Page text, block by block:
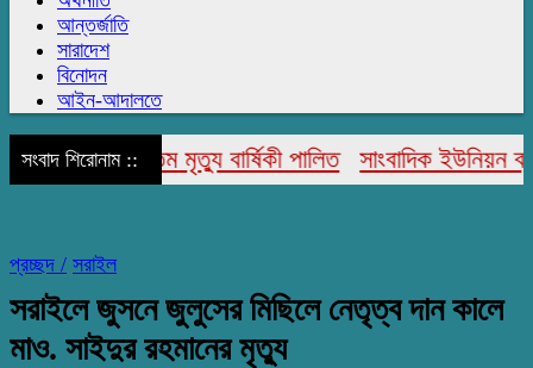
আন্তর্জাতি
সারাদেশ
বিনোদন
আইন-আদালতে
সংবাদ শিরোনাম ::৩১ তম মৃত্যু বার্ষিকী পালিত সাংবাদিক ইউনিয়ন
প্রচ্ছদ / সরাইল
সরাইলে জুসনে জুলুসের মিছিলে নেতৃত্ব দান কালে
মাও. সাইদুর রহমানের মৃত্যু